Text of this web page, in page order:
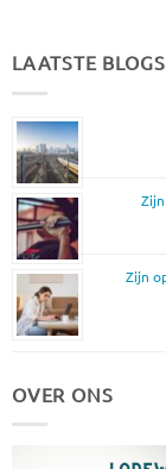
LAATSTE BLOGS
Zijn
OVER ONS